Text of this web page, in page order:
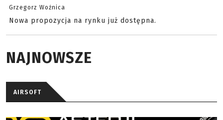
Grzegorz Woźnica
Nowa propozycja na rynku już dostępna.
NAJNOWSZE
AIRSOFT